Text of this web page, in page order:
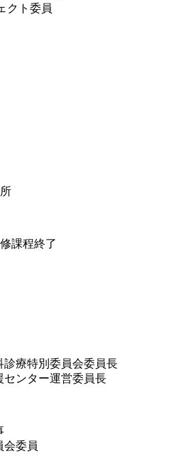
クト委員
課程終了
療特別委員会委員長
センター運営委員長
会委員